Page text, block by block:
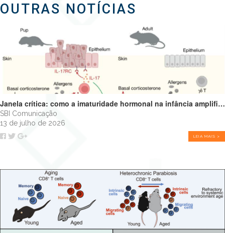
OUTRAS NOTÍCIAS
Janela crítica: como a imaturidade hormonal na infância amplifica alergias e programa o futuro do sistema imune
SBI Comunicação
13 de julho de 2026
LEIA MAIS >